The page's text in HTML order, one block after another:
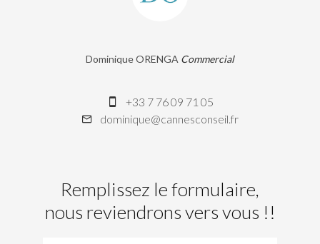
Dominique ORENGA Commercial
+33 7 76 09 71 05
dominique@cannesconseil.fr
Remplissez le formulaire,
nous reviendrons vers vous !!